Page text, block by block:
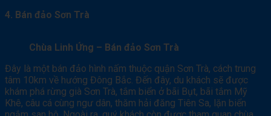
4. Bán đảo Sơn Trà
Chùa Linh Ứng – Bán đảo Sơn Trà
Đây là một bán đảo hình nấm thuộc quận Sơn Trà, cách trung
tâm 10km về hướng Đông Bắc. Đến đây, du khách sẽ được
khám phá rừng già Sơn Trà, tắm biển ở bãi Bụt, bãi tắm Mỹ
Khê, câu cá cùng ngư dân, thăm hải đăng Tiên Sa, lặn biển